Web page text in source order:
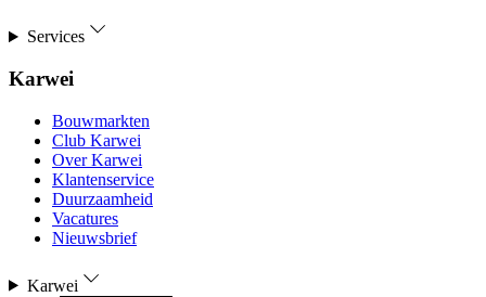
Services
Karwei
Bouwmarkten
Club Karwei
Over Karwei
Klantenservice
Duurzaamheid
Vacatures
Nieuwsbrief
Karwei